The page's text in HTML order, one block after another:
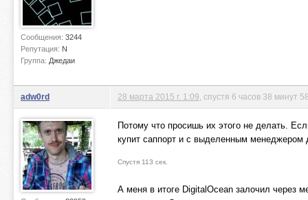
Сообщения: 3244
Репутация: N
Группа: Джедаи
adw0rd 28 марта 2015 г. 1:09 , спустя 6 часов 38 минут
Потому что просишь их этого не делать.
купит саппорт и с выделенным менеджером
Спустя 113 сек.
А меня в итоге DigitalOcean залочил через